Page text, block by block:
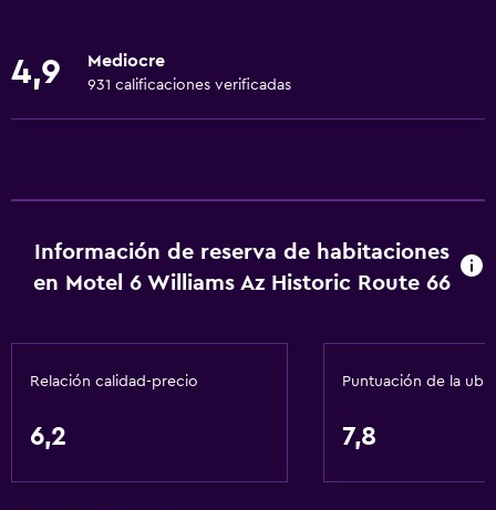
Calefacción
Aseo
Ducha
Accesibilidad y adecuación
Mascotas permitidas bajo consulta (pueden aplicar cargos
extra)
4,9 Mediocre
931 calificaciones verificadas
Información de reserva de habitaciones
en Motel 6 Williams Az Historic Route 66
Relación calidad-precio
6,2
Puntuación de la
7,8